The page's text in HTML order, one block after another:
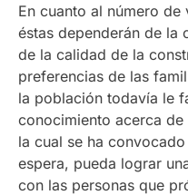
En cuanto al número
éstas dependerán de la
de la calidad de la
preferencias de las
la población todavía le
conocimiento acerca
la cual se ha
espera, pueda lograr
con las personas que